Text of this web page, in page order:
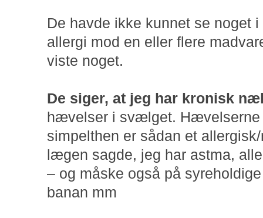
De havde ikke kunnet se noget
allergi mod en eller flere
viste noget.
De siger, at jeg har kronisk
hævelser i svælget.
simpelthen er sådan et
lægen sagde, jeg har astma,
– og måske også på
banan mm